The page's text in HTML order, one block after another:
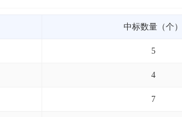
中标数量（个）
5
4
7